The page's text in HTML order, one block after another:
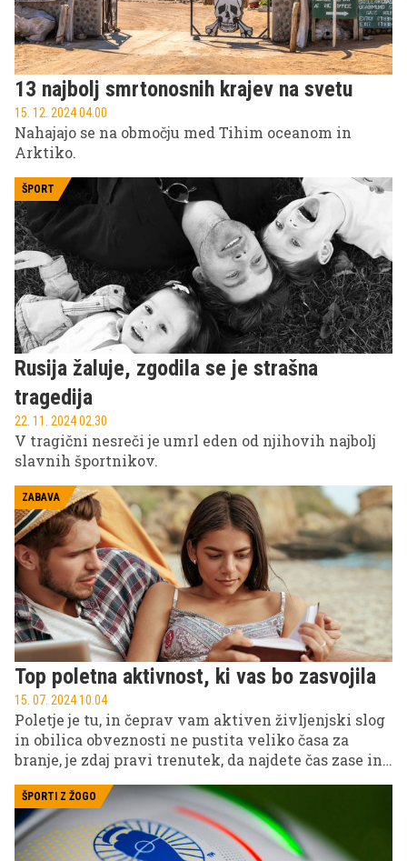
13 najbolj smrtonosnih krajev na svetu
15. 12. 2024 04.00
Nahajajo se na območju med Tihim oceanom in
Arktiko.
ŠPORT
Rusija žaluje, zgodila se je strašna
tragedija
22. 11. 2024 02.30
V tragični nesreči je umrl eden od njihovih najbolj
slavnih športnikov.
ZABAVA
Top poletna aktivnost, ki vas bo zasvojila
15. 07. 2024 10.04
Poletje je tu, in čeprav vam aktiven življenjski slog
in obilica obveznosti ne pustita veliko časa za
branje, je zdaj pravi trenutek, da najdete čas zase in
se poglobite v dobro knjigo. Ko ste na plaži, ob
bazenu ali si vzamete kratek odmor od
vsakodnevnih obveznosti, lahko branje postane vaš
najboljši spremljevalec. Branje je lahko namreč
ŠPORTI Z ŽOGO